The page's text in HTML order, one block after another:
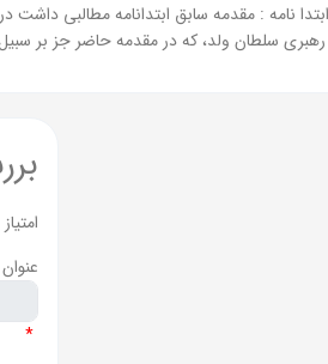
نامه : مقدمه سابق ابتدانامه مطالبی
سلطان ولد، که در مقدمه حاضر جز بر
امتیاز
*